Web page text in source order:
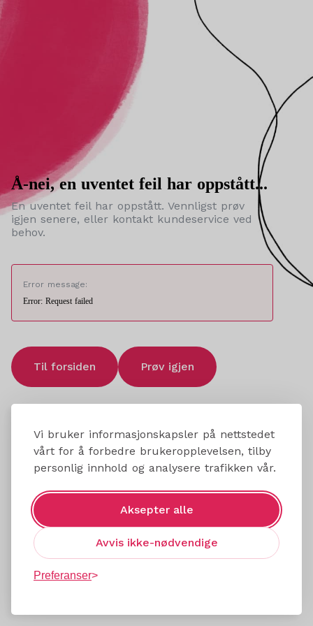
Vi bruker informasjonskapsler på nettstedet
vårt for å forbedre brukeropplevelsen, tilby
personlig innhold og analysere trafikken vår.
Aksepter alle
Avvis ikke-nødvendige
Preferanser
Å-nei, en uventet feil har oppstått...
En uventet feil har oppstått. Vennligst prøv
igjen senere, eller kontakt kundeservice ved
behov.
Error message:
Error: Request failed
Til forsiden Prøv igjen